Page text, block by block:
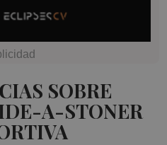
SOBRE
A-STONER